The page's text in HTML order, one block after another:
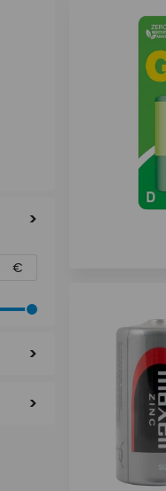
€